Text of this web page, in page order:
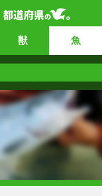
獣 魚